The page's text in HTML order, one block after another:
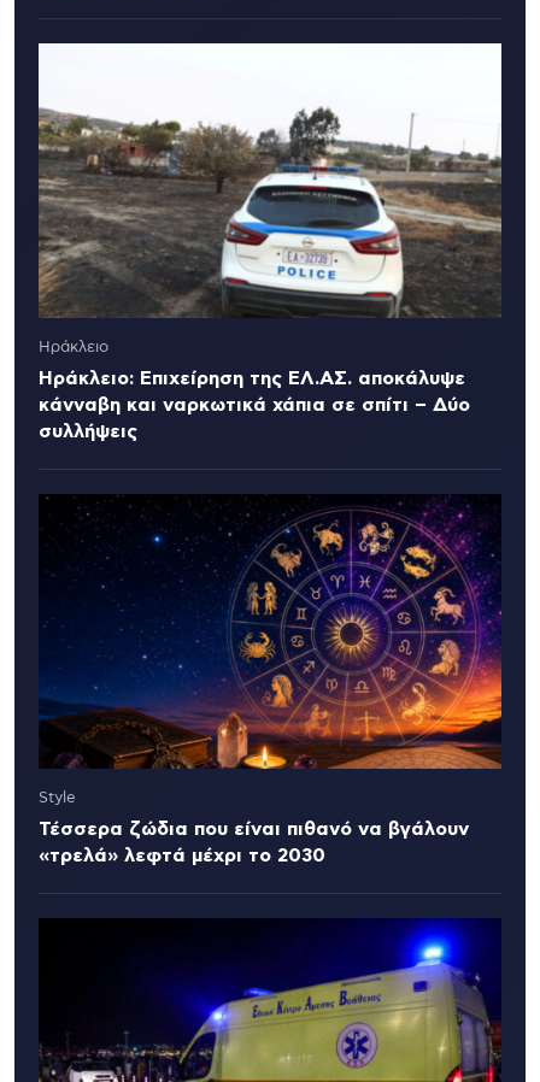
Ηράκλειο
Ηράκλειο: Επιχείρηση της ΕΛ.ΑΣ. αποκάλυψε
κάνναβη και ναρκωτικά χάπια σε σπίτι – Δύο
συλλήψεις
Style
Τέσσερα ζώδια που είναι πιθανό να βγάλουν
«τρελά» λεφτά μέχρι το 2030